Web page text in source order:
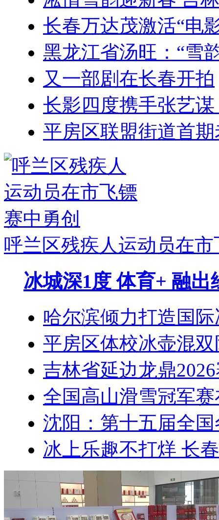
长春万达茂激活“电
黑龙江省汤旺：“雪
又一部剧在长春开拍
长影四度携手张艺
平房区联盟街道首
呼兰区残疾人运动员在
冰城深1度 体育+ 融出
哈尔滨倾力打造国
平房区体校冰壶混
吉林省延边龙鼎
全国高山滑雪冠军
沈阳：第十五届全
冰上乐趣不打烊 长